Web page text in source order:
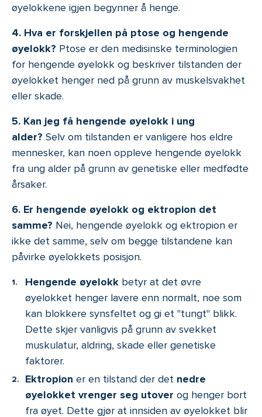
øyelokkene igjen begynner å henge.
4. Hva er forskjellen på ptose og hengende
øyelokk? Ptose er den medisinske terminologien
for hengende øyelokk og beskriver tilstanden der
øyelokket henger ned på grunn av muskelsvakhet
eller skade.
5. Kan jeg få hengende øyelokk i ung
alder? Selv om tilstanden er vanligere hos eldre
mennesker, kan noen oppleve hengende øyelokk
fra ung alder på grunn av genetiske eller medfødte
årsaker.
6. Er hengende øyelokk og ektropion det
samme? Nei, hengende øyelokk og ektropion er
ikke det samme, selv om begge tilstandene kan
påvirke øyelokkets posisjon.
Hengende øyelokkbetyr at det øvre
øyelokket henger lavere enn normalt, noe som
kan blokkere synsfeltet og gi et "tungt" blikk.
Dette skjer vanligvis på grunn av svekket
muskulatur, aldring, skade eller genetiske
faktorer.
Ektropion er en tilstand der det nedre
øyelokket vrenger seg utover og henger bort
fra øyet. Dette gjør at innsiden av øyelokket blir